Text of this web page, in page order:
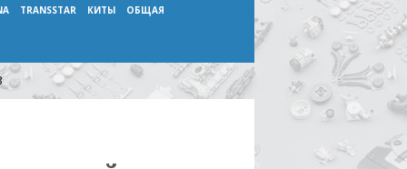
TRANSSTAR КИТЫ ОБЩАЯ